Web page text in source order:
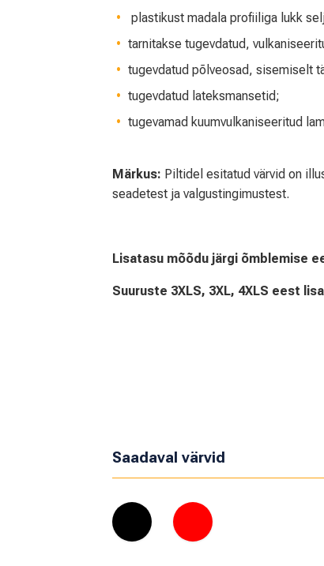
plastikust madala profiiliga lukk
tarnitakse tugevdatud,
tugevdatud põlveosad, sisemiselt
tugevdatud lateksmansetid;
tugevamad kuumvulkaniseeritud
Märkus: Piltidel esitatud värvid on
seadetest ja valgustingimustest.
Lisatasu mõõdu järgi õmblemise
Suuruste 3XLS, 3XL, 4XLS eest
Saadaval värvid